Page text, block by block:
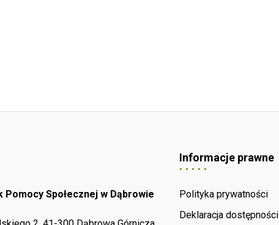
Pomocy Społecznej w Dąbrowie
Informacje prawne
Polityka prywatności
Deklaracja dostępności